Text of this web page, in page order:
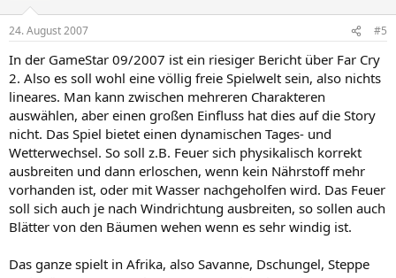
24. August 2007 #5
In der GameStar 09/2007 ist ein riesiger Bericht über Far Cry
2. Also es soll wohl eine völlig freie Spielwelt sein, also nichts
lineares. Man kann zwischen mehreren Charakteren
auswählen, aber einen großen Einfluss hat dies auf die Story
nicht. Das Spiel bietet einen dynamischen Tages- und
Wetterwechsel. So soll z.B. Feuer sich physikalisch korrekt
ausbreiten und dann erloschen, wenn kein Nährstoff mehr
vorhanden ist, oder mit Wasser nachgeholfen wird. Das Feuer
soll sich auch je nach Windrichtung ausbreiten, so sollen auch
Blätter von den Bäumen wehen wenn es sehr windig ist.
Das ganze spielt in Afrika, also Savanne, Dschungel, Steppe